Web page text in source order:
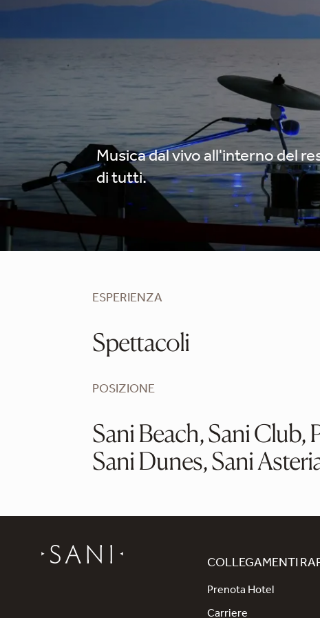
Musica dal vivo all'interno del
di tutti.
ESPERIENZA
Spettacoli
POSIZIONE
Sani Beach, Sani Club,
Sani Dunes, Sani
COLLEGAMENTI
Prenota Hotel
Carriere